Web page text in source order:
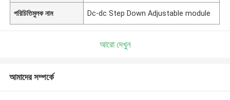
পরিচিতিমুলক নাম Dc-dc Step Down Adjustable module
আরো দেখুন
আমাদের সম্পর্কে